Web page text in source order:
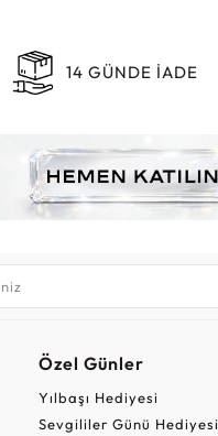
14 GÜNDE İADE
Özel Günler
Yılbaşı Hediyesi
Sevgililer Günü Hediyesi